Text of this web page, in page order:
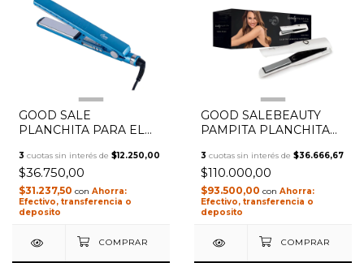
1/
GOOD SALE
PLANCHITA PARA EL
PRO TITANUM 2000
GADNIC 30W
3 cuotas sin interés de $12.250,00
$36.750,00
$31.237,50 con
Efectivo, transferencia o
deposito
1/3
GOOD SALEBEAUTY
PAMPITA PLANCHITA
INALAMBRICA
CORDLESS BP400
BLANCA 220V
3 cuotas sin interés de $36.666,67
$110.000,00
$93.500,00 con
Efectivo, transferencia o
deposito